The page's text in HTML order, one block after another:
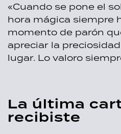
«Cuando se pone el
hora mágica siempre
momento de parón
apreciar la
lugar. Lo valoro
La última
recibiste